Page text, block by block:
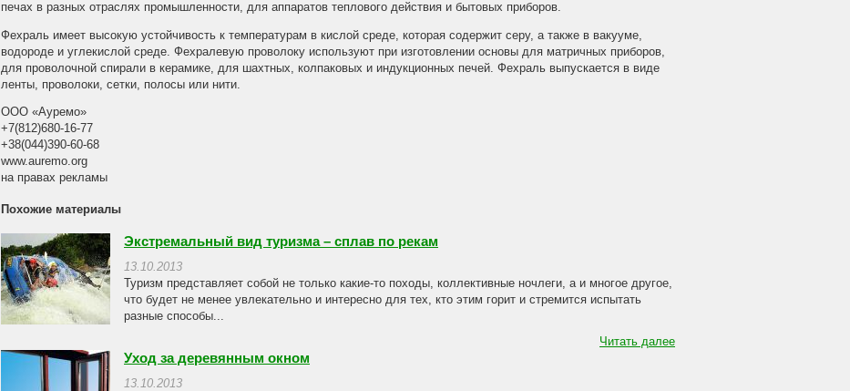
печах в разных отраслях промышленности, для аппаратов теплового действия и бытовых приборов.
Фехраль имеет высокую устойчивость к температурам в кислой среде, которая содержит серу, а также в вакууме,
водороде и углекислой среде. Фехралевую проволоку используют при изготовлении основы для матричных приборов,
для проволочной спирали в керамике, для шахтных, колпаковых и индукционных печей. Фехраль выпускается в виде
ленты, проволоки, сетки, полосы или нити.
ООО «Ауремо»
+7(812)680-16-77
+38(044)390-60-68
www.auremo.org
на правах рекламы
Похожие материалы
Экстремальный вид туризма – сплав по рекам
13.10.2013
Туризм представляет собой не только какие-то походы, коллективные ночлеги, а и многое другое,
что будет не менее увлекательно и интересно для тех, кто этим горит и стремится испытать
разные способы...
Читать далее
Уход за деревянным окном
13.10.2013